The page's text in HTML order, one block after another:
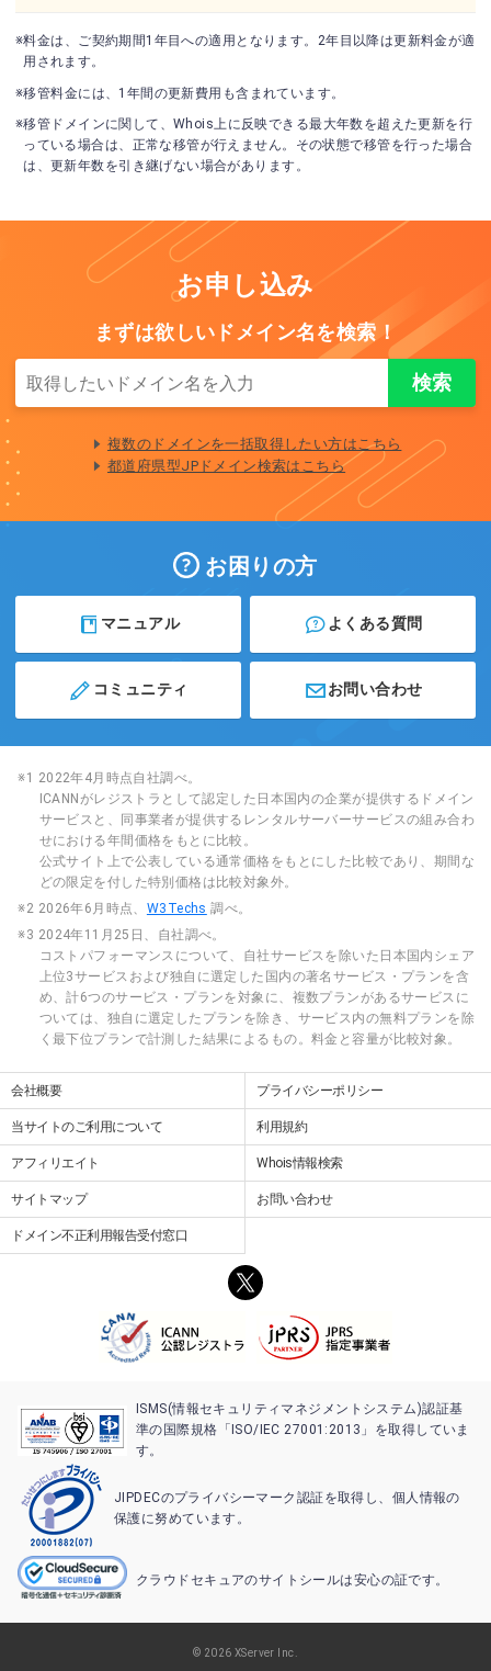
※料金は、ご契約期間1年目への適用となります。2年目以降は更新料金が適
用されます。
※移管料金には、1年間の更新費用も含まれています。
※移管ドメインに関して、Whois上に反映できる最大年数を超えた更新を行
っている場合は、正常な移管が行えません。その状態で移管を行った場合
は、更新年数を引き継げない場合があります。
お申し込み
まずは欲しいドメイン名を検索！
複数のドメインを一括取得したい方はこちら
都道府県型JPドメイン検索はこちら
お困りの方
マニュアル よくある質問
コミュニティ お問い合わせ
※1 2022年4月時点自社調べ。
ICANNがレジストラとして認定した日本国内の企業が提供するドメイン
サービスと、同事業者が提供するレンタルサーバーサービスの組み合わ
せにおける年間価格をもとに比較。
公式サイト上で公表している通常価格をもとにした比較であり、期間な
どの限定を付した特別価格は比較対象外。
※2 2026年6月時点、 W3Techs 調べ。
※3 2024年11月25日、自社調べ。
コストパフォーマンスについて、自社サービスを除いた日本国内シェア
上位3サービスおよび独自に選定した国内の著名サービス・プランを含
め、計6つのサービス・プランを対象に、複数プランがあるサービスに
ついては、独自に選定したプランを除き、サービス内の無料プランを除
く最下位プランで計測した結果によるもの。料金と容量が比較対象。
会社概要 プライバシーポリシー
当サイトのご利用について 利用規約
アフィリエイト Whois情報検索
サイトマップ お問い合わせ
ドメイン不正利用報告受付窓口
ISMS(情報セキュリティマネジメントシステム)認証基
準の国際規格「ISO/IEC 27001:2013」を取得していま
す。
JIPDECのプライバシーマーク認証を取得し、個人情報の
保護に努めています。
クラウドセキュアのサイトシールは安心の証です。
© 2026 XServer Inc.